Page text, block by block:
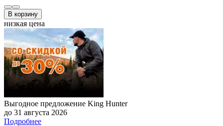
В корзину
низкая цена
Выгодное предложение King Hunter
до 31 августа 2026
Подробнее